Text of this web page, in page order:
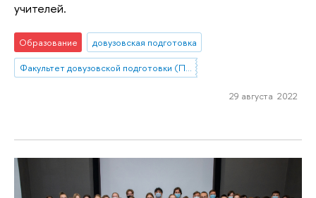
учителей.
Образование
довузовская подготовка
Факультет довузовской подготовки (Пермь)
29 августа 2022